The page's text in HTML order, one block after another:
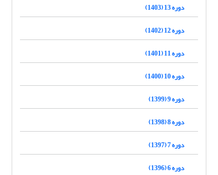
دوره 13 (1403)
دوره 12 (1402)
دوره 11 (1401)
دوره 10 (1400)
دوره 9 (1399)
دوره 8 (1398)
دوره 7 (1397)
دوره 6 (1396)